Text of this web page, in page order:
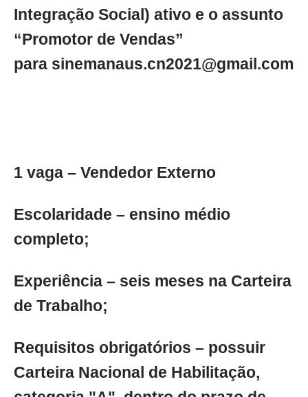
Integração Social) ativo e o assunto
“Promotor de Vendas”
para sinemanaus.cn2021@gmail.com
1 vaga – Vendedor Externo
Escolaridade – ensino médio
completo;
Experiência – seis meses na Carteira
de Trabalho;
Requisitos obrigatórios – possuir
Carteira Nacional de Habilitação,